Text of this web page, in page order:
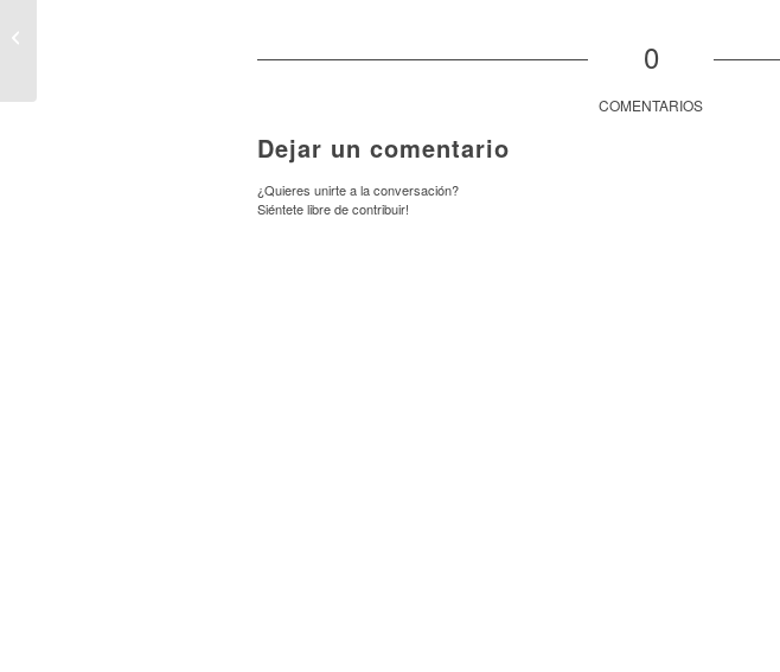
0
COMENTARIOS
Dejar un comentario
¿Quieres unirte a la conversación?
Siéntete libre de contribuir!